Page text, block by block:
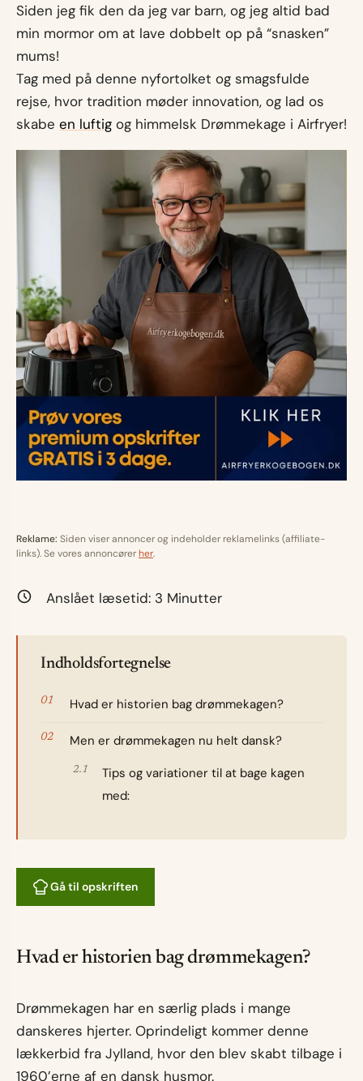
Siden jeg fik den da jeg var barn, og jeg altid bad
min mormor om at lave dobbelt op på “snasken”
mums!
Tag med på denne nyfortolket og smagsfulde
rejse, hvor tradition møder innovation, og lad os
skabe en luftig og himmelsk Drømmekage i Airfryer!
Reklame: Siden viser annoncer og indeholder reklamelinks (affiliate-
links). Se vores annoncørerher.
Anslået læsetid: 3 Minutter
Indholdsfortegnelse
Hvad er historien bag drømmekagen?
Men er drømmekagen nu helt dansk?
Tips og variationer til at bage kagen
med:
Gå til opskriften
Hvad er historien bag drømmekagen?
Drømmekagen har en særlig plads i mange
danskeres hjerter. Oprindeligt kommer denne
lækkerbid fra Jylland, hvor den blev skabt tilbage i
1960’erne af en dansk husmor.